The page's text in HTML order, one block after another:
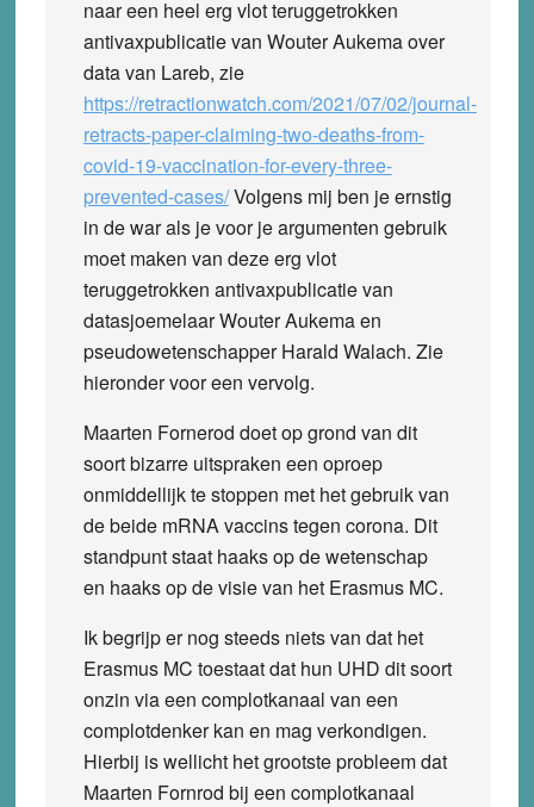
naar een heel erg vlot teruggetrokken
antivaxpublicatie van Wouter Aukema over
data van Lareb, zie
https://retractionwatch.com/2021/07/02/journal-
retracts-paper-claiming-two-deaths-from-
covid-19-vaccination-for-every-three-
prevented-cases/Volgens mij ben je ernstig
in de war als je voor je argumenten gebruik
moet maken van deze erg vlot
teruggetrokken antivaxpublicatie van
datasjoemelaar Wouter Aukema en
pseudowetenschapper Harald Walach. Zie
hieronder voor een vervolg.
Maarten Fornerod doet op grond van dit
soort bizarre uitspraken een oproep
onmiddellijk te stoppen met het gebruik van
de beide mRNA vaccins tegen corona. Dit
standpunt staat haaks op de wetenschap
en haaks op de visie van het Erasmus MC.
Ik begrijp er nog steeds niets van dat het
Erasmus MC toestaat dat hun UHD dit soort
onzin via een complotkanaal van een
complotdenker kan en mag verkondigen.
Hierbij is wellicht het grootste probleem dat
Maarten Fornrod bij een complotkanaal